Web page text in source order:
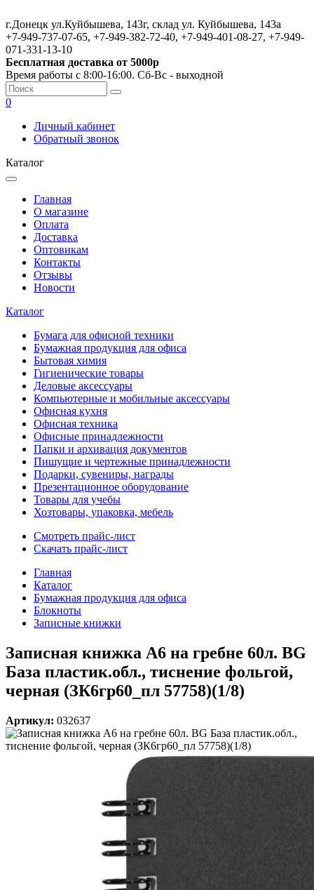
г.Донецк ул.Куйбышева, 143г, склад ул. Куйбышева, 143а
+7-949-737-07-65, +7-949-382-72-40, +7-949-401-08-27, +7-949-
071-331-13-10
Бесплатная доставка от 5000р
Время работы с 8:00-16:00. Сб-Вс - выходной
0
Личный кабинет
Обратный звонок
Каталог
Главная
О магазине
Оплата
Доставка
Оптовикам
Контакты
Отзывы
Новости
Каталог
Бумага для офисной техники
Бумажная продукция для офиса
Бытовая химия
Гигиенические товары
Деловые аксессуары
Компьютерные и мобильные аксессуары
Офисная кухня
Офисная техника
Офисные принадлежности
Папки и архивация документов
Пишущие и чертежные принадлежности
Подарки, сувениры, награды
Презентационное оборудование
Товары для учебы
Хозтовары, упаковка, мебель
Смотреть прайс-лист
Скачать прайс-лист
Главная
Каталог
Бумажная продукция для офиса
Блокноты
Записные книжки
Записная книжка А6 на гребне 60л. BG
База пластик.обл., тиснение фольгой,
черная (ЗК6гр60_пл 57758)(1/8)
Артикул: 032637